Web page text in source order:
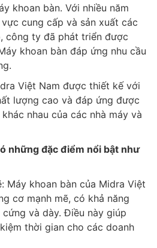
khoan bàn. Với nhiều năm
cung cấp và sản xuất các
công ty đã phát triển được
khoan bàn đáp ứng nhu cầu
Việt Nam được thiết kế với
lượng cao và đáp ứng được
nhau của các nhà máy và
những đặc điểm nổi bật như
Máy khoan bàn của Midra Việt
cơ mạnh mẽ, có khả năng
và dày. Điều này giúp
thời gian cho các doanh